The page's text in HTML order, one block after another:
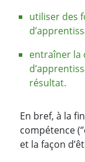
utiliser des
entraîner la
résultat.
En bref, à la
compétence
et la façon